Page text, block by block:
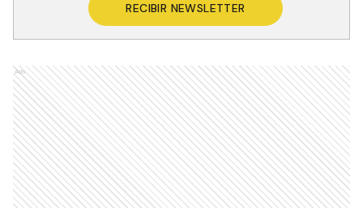
RECIBIR NEWSLETTER
Ads